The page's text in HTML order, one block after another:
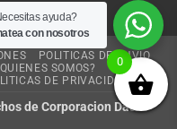
POLITICAS DE ENVIO
SOMOS?
DE PRIVACIDAD
de Corporacion Dash
ayuda?
con nosotros
0